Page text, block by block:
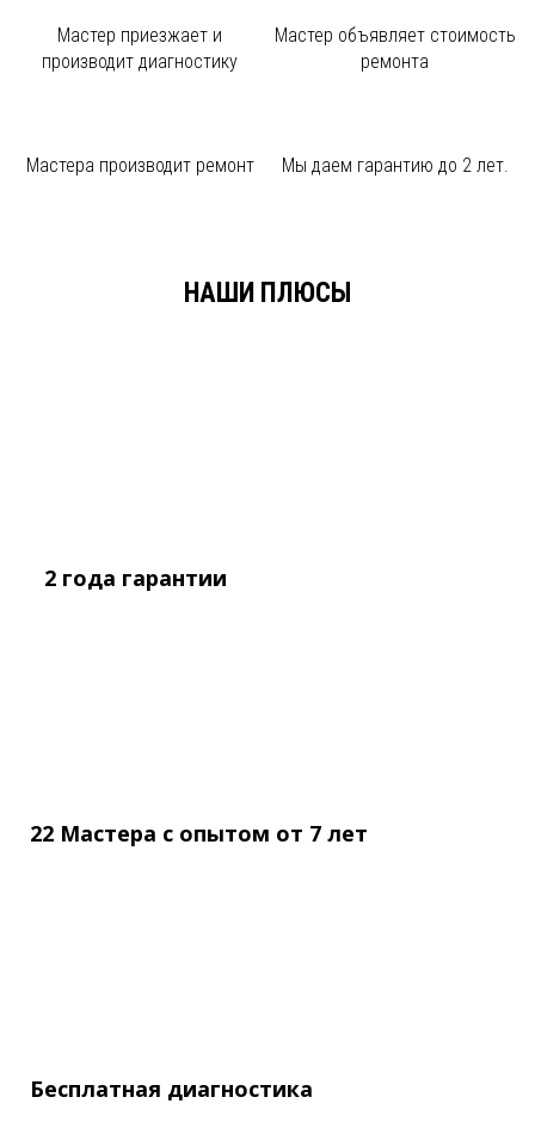
Мастер приезжает и
производит диагностику
Мастер объявляетстоимость
ремонта
Мастера производитремонт Мы даем гарантию до 2 лет.
НАШИ ПЛЮСЫ
2 года гарантии
22 Мастера с опытом от 7 лет
Бесплатная диагностика